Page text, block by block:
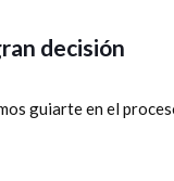
decisión
guiarte en el